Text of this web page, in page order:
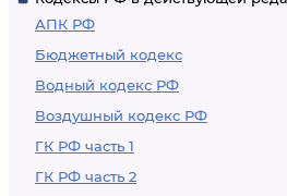
АПК РФ
Бюджетный кодекс
Водный кодекс РФ
Воздушный кодекс РФ
ГК РФ часть 1
ГК РФ часть 2